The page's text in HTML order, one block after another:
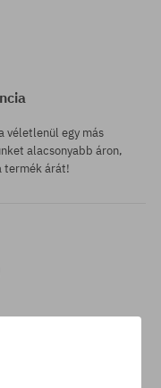
véletlenül egy más
alacsonyabb áron,
termék árát!
számítva